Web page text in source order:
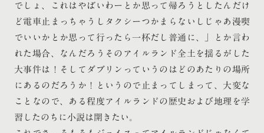
でしょ、これはやばいわーとか思って帰ろうとしたんだけ
ど電車止まっちゃうしタクシーつかまらないしじゃあ漫喫
でいいかとか思って行ったら一杯だし普通に、」とか言わ
れた場合、なんだろうそのアイルランド全土を揺るがした
大事件は！そしてダブリンっていうのはどのあたりの場所
にあるのだろうか！というので止まってしまって、大変な
ことなので、ある程度アイルランドの歴史および地理を学
習したのちに小説は開きたい。